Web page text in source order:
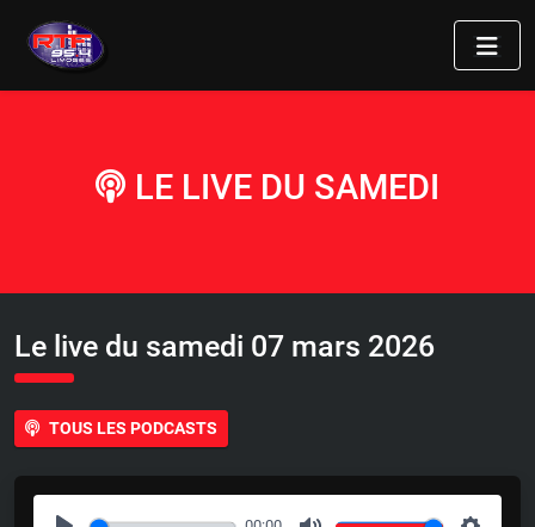
LE LIVE DU SAMEDI
Le live du samedi 07 mars 2026
TOUS LES PODCASTS